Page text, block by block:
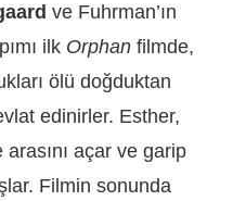
ve Fuhrman’ın
ilk Orphan filmde,
ölü doğduktan
edinirler. Esther,
açar ve garip
Filmin sonunda